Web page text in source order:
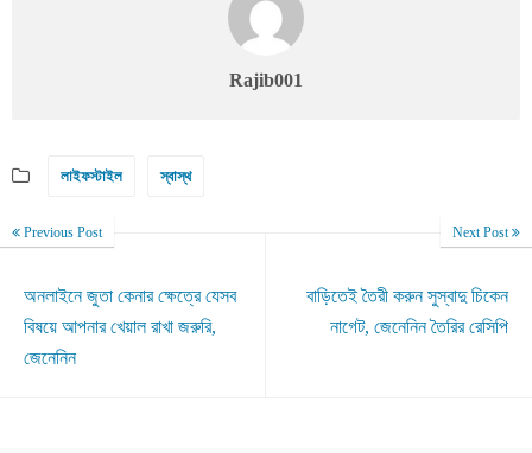
Rajib001
লাইফস্টাইল স্বাস্থ
Previous Post
অনলাইনে জুতা কেনার ক্ষেত্রে যেসব
বিষয়ে আপনার খেয়াল রাখা জরুরি,
জেনেনিন
Next Post
বাড়িতেই তৈরী করুন সুস্বাদু চিকেন
নাগেট, জেনেনিন তৈরির রেসিপি